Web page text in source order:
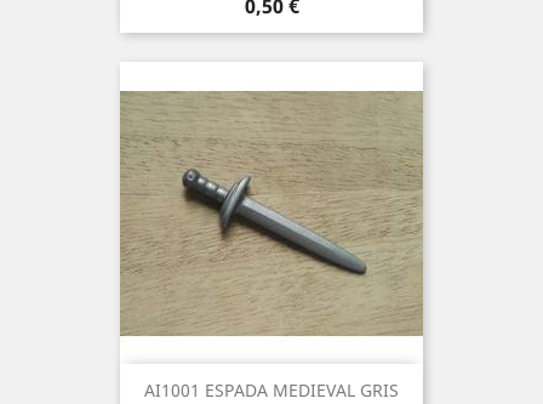
0,50 €
AI1001 ESPADA MEDIEVAL GRIS